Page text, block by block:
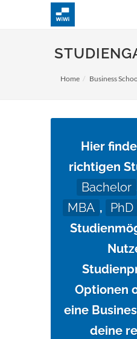
Home Business
Hier
richtigen
Bachelor
MBA , PhD
Optionen
eine
deine